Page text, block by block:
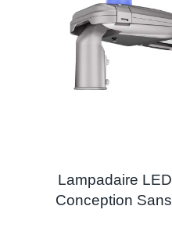
Lampadaire
Conception